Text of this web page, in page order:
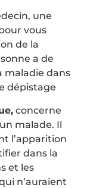
une
vous
de la
a de
maladie dans
dépistage
concerne
malade. Il
l’apparition
dans la
et les
n’auraient